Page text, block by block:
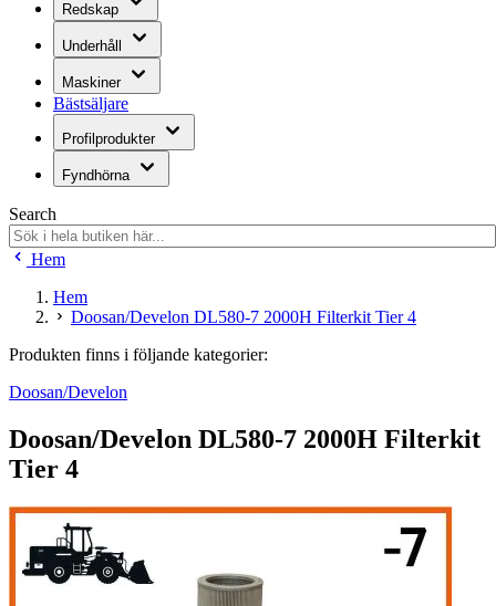
Redskap
Underhåll
Maskiner
Bästsäljare
Profilprodukter
Fyndhörna
Search
Hem
Hem
Doosan/Develon DL580-7 2000H Filterkit Tier 4
Produkten finns i följande kategorier:
Doosan/Develon
Doosan/Develon DL580-7 2000H Filterkit
Tier 4